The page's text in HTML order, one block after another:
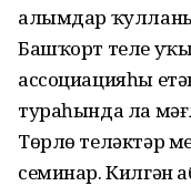
алымдар
Башҡорт теле
ассоциацияһы
тураһында ла
Төрлө теләктәр
семинар. Килгән